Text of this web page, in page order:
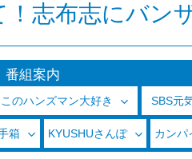
志布志にバン
番組案内
のハンズマン大好き SBS元
箱 KYUSHUさんぽ カンパ